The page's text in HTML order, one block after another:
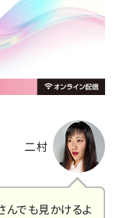
二村
んでも見かけるよ